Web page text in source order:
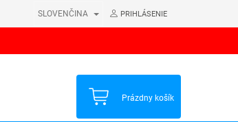
SLOVENČINA PRIHLÁSENIE
NÁKUPNÝ
Prázdny košík